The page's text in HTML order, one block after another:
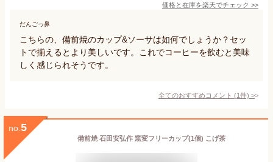
価格と在庫を楽天でチェック >>
だんごっ鼻
こちらの、備前焼のカップ&ソーサは如何でしょうか？セッ
トで揃えるとより美しいです。これでコーヒーを飲むと美味
しく感じられそうです。
全てのおすすめコメント (1件) >
no. 5
備前焼 石田安弘作 窯変フリーカップ(1個) こげ茶